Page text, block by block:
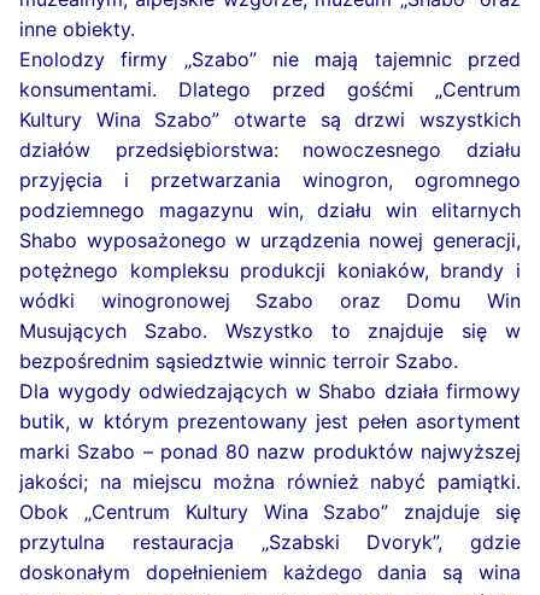
inne obiekty.
Enolodzy firmy „Szabo” nie mają tajemnic przed
konsumentami. Dlatego przed gośćmi „Centrum
Kultury Wina Szabo” otwarte są drzwi wszystkich
działów przedsiębiorstwa: nowoczesnego działu
przyjęcia i przetwarzania winogron, ogromnego
podziemnego magazynu win, działu win elitarnych
Shabo wyposażonego w urządzenia nowej generacji,
potężnego kompleksu produkcji koniaków, brandy i
wódki winogronowej Szabo oraz Domu Win
Musujących Szabo. Wszystko to znajduje się w
bezpośrednim sąsiedztwie winnic terroir Szabo.
Dla wygody odwiedzających w Shabo działa firmowy
butik, w którym prezentowany jest pełen asortyment
marki Szabo – ponad 80 nazw produktów najwyższej
jakości; na miejscu można również nabyć pamiątki.
Obok „Centrum Kultury Wina Szabo” znajduje się
przytulna restauracja „Szabski Dvoryk”, gdzie
doskonałym dopełnieniem każdego dania są wina